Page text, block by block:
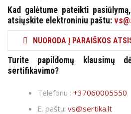
Kad galėtume pateikti
atsiųskite elektroniniu paštu:
NUORODA Į PARAIŠKOS
Turite papildomų klausimų
sertifikavimo?
Telefonu : +37060005550
E. paštu: vs@sertika.lt